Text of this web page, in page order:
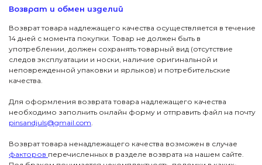
Возврат и обмен изделий
Возврат товара надлежащего качества осуществляется в течение
14 дней с момента покупки. Товар не должен быть в
употреблении, должен сохранять товарный вид (отсутствие
следов эксплуатации и носки, наличие оригинальной и
неповрежденной упаковки и ярлыков) и потребительские
качества.
Для оформления возврата товара надлежащего качества
необходимо заполнить онлайн форму и отправить файл на почту
pinsandjuls@gmail.com.
Возврат товара ненадлежащего качества возможен в случае
факторов перечисленных в разделе возврата на нашем сайте.